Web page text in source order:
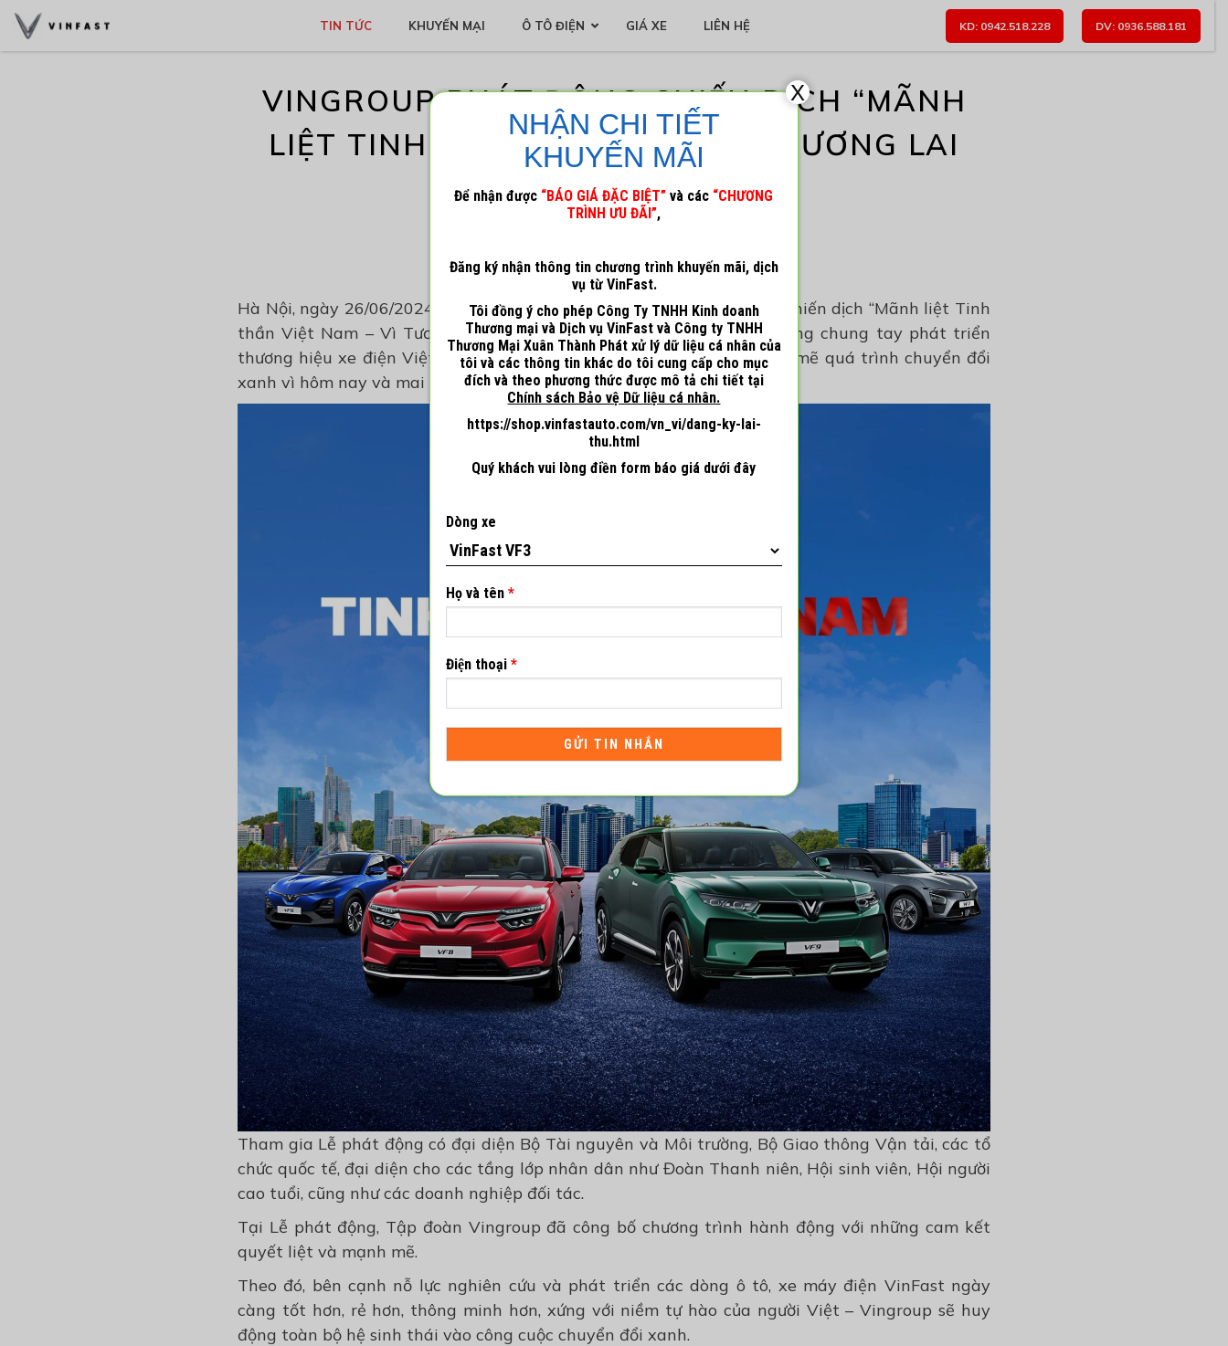
TIN TỨC KHUYẾN MẠI Ô TÔ ĐIỆN GIÁ XE LIÊN HỆ KD: 0942.518.228 DV: 0936.588.181
VINGROUP PHÁT ĐỘNG CHIẾN DỊCH “MÃNH
LIỆT TINH THẦN VIỆT NAM – VÌ TƯƠNG LAI
XANH”
Hà Nội, ngày 26/06/2024 – Tập đoàn Vingroup chính thức phát động chiến dịch “Mãnh liệt Tinh
thần Việt Nam – Vì Tương lai Xanh” nhằm kêu gọi toàn thể cộng đồng chung tay phát triển
thương hiệu xe điện Việt đẳng cấp quốc tế, góp phần thúc đẩy mạnh mẽ quá trình chuyển đổi
xanh vì hôm nay và mai sau.
Tham gia Lễ phát động có đại diện Bộ Tài nguyên và Môi trường, Bộ Giao thông Vận tải, các tổ
chức quốc tế, đại diện cho các tầng lớp nhân dân như Đoàn Thanh niên, Hội sinh viên, Hội người
cao tuổi, cũng như các doanh nghiệp đối tác.
Tại Lễ phát động, Tập đoàn Vingroup đã công bố chương trình hành động với những cam kết
quyết liệt và mạnh mẽ.
Theo đó, bên cạnh nỗ lực nghiên cứu và phát triển các dòng ô tô, xe máy điện VinFast ngày
càng tốt hơn, rẻ hơn, thông minh hơn, xứng với niềm tự hào của người Việt – Vingroup sẽ huy
động toàn bộ hệ sinh thái vào công cuộc chuyển đổi xanh.
NHẬN CHI TIẾT
KHUYẾN MÃI
Để nhận được “BÁO GIÁ ĐẶC BIỆT” và các “CHƯƠNG
TRÌNH ƯU ĐÃI”,
Đăng ký nhận thông tin chương trình khuyến mãi, dịch
vụ từ VinFast.
Tôi đồng ý cho phép Công Ty TNHH Kinh doanh
Thương mại và Dịch vụ VinFast và Công ty TNHH
Thương Mại Xuân Thành Phát xử lý dữ liệu cá nhân của
tôi và các thông tin khác do tôi cung cấp cho mục
đích và theo phương thức được mô tả chi tiết tại
Chính sách Bảo vệ Dữ liệu cá nhân.
https://shop.vinfastauto.com/vn_vi/dang-ky-lai-
thu.html
Quý khách vui lòng điền form báo giá dưới đây
Dòng xe
Họ và tên*
Điện thoại*
X